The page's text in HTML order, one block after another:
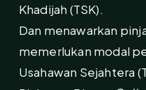
Khadijah (TSK).
Dan menawarkan
memerlukan modal
Usahawan Sejahtera